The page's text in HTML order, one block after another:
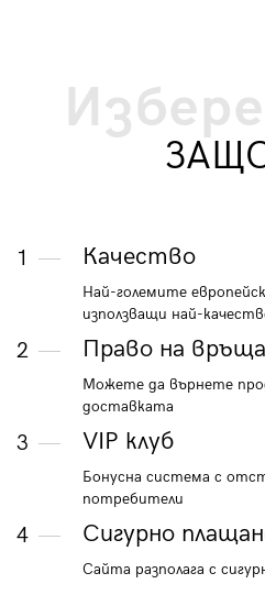
1 Качество
Най-големите
използващи най-
2 Право на
Можете да върнете
доставката
3 VIP клуб
Бонусна система с
потребители
4 Сигурно
Сайта разполага с